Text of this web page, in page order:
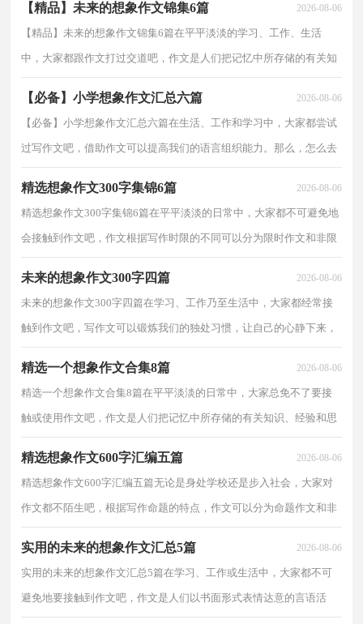
【精品】未来的想象作文锦集6篇 2026-08-06
【精品】未来的想象作文锦集6篇在平平淡淡的学习、工作、生活
中，大家都跟作文打过交道吧，作文是人们把记忆中所存储的有关知
【必备】小学想象作文汇总六篇 2026-08-06
【必备】小学想象作文汇总六篇在生活、工作和学习中，大家都尝试
过写作文吧，借助作文可以提高我们的语言组织能力。那么，怎么去
精选想象作文300字集锦6篇 2026-08-06
精选想象作文300字集锦6篇在平平淡淡的日常中，大家都不可避免地
会接触到作文吧，作文根据写作时限的不同可以分为限时作文和非限
未来的想象作文300字四篇 2026-08-06
未来的想象作文300字四篇在学习、工作乃至生活中，大家都经常接
触到作文吧，写作文可以锻炼我们的独处习惯，让自己的心静下来，
精选一个想象作文合集8篇 2026-08-06
精选一个想象作文合集8篇在平平淡淡的日常中，大家总免不了要接
触或使用作文吧，作文是人们把记忆中所存储的有关知识、经验和思
精选想象作文600字汇编五篇 2026-08-06
精选想象作文600字汇编五篇无论是身处学校还是步入社会，大家对
作文都不陌生吧，根据写作命题的特点，作文可以分为命题作文和非
实用的未来的想象作文汇总5篇 2026-08-06
实用的未来的想象作文汇总5篇在学习、工作或生活中，大家都不可
避免地要接触到作文吧，作文是人们以书面形式表情达意的言语活